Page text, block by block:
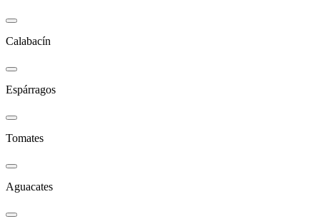
Calabacín
Espárragos
Tomates
Aguacates